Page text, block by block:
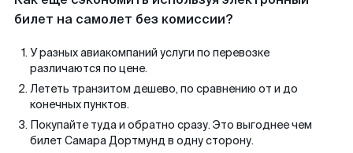
билет на самолет без комиссии?
У разных авиакомпаний услуги по перевозке
различаются по цене.
Лететь транзитом дешево, по сравнению от и до
конечных пунктов.
Покупайте туда и обратно сразу. Это выгоднее чем
билет Самара Дортмунд в одну сторону.